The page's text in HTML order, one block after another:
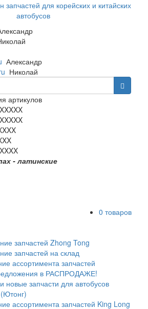
Александр
Николай
артикулов
- латинские
0 товаров
запчастей Zhong Tong
запчастей на склад
ассортимента запчастей
в РАСПРОДАЖЕ!
новые запчасти для автобусов
ассортимента запчастей King Long